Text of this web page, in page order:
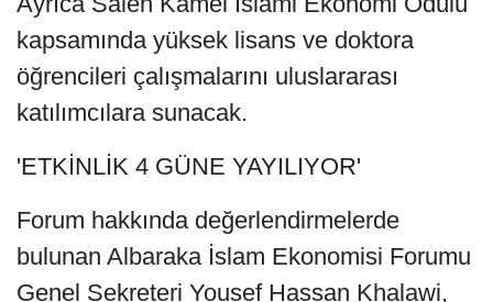
kapsamında yüksek lisans ve doktora
öğrencileri çalışmalarını uluslararası
katılımcılara sunacak.
'ETKİNLİK 4 GÜNE YAYILIYOR'
Forum hakkında değerlendirmelerde
bulunan Albaraka İslam Ekonomisi Forumu
Genel Sekreteri Yousef Hassan Khalawi,